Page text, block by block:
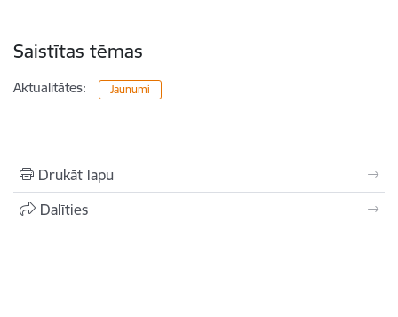
Saistītas tēmas
Aktualitātes: Jaunumi
Drukāt lapu
Dalīties